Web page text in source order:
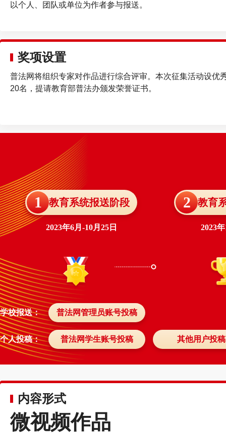
以个人、团队或单位为作者参与报送。
奖项设置
普法网将组织专家对作品进行综合评审。本次征集活动设优
20名，提请教育部普法办颁发荣誉证书。
1 教育系统报送阶段
2023年6月-10月25日
2 教育
2023
学校报送： 普法网管理员账号投稿
个人投稿： 普法网学生账号投稿 其他用户投稿
内容形式
微视频作品